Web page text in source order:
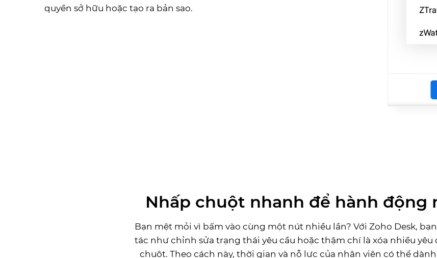
quyền sở hữu hoặc tạo ra bản sao.
Nhấp chuột nhanh để hành động
Bạn mệt mỏi vì bấm vào cùng một nút nhiều lần? Với Zoho Desk,
tác như chỉnh sửa trạng thái yêu cầu hoặc thậm chí là xóa nhiều
chuột. Theo cách này, thời gian và nỗ lực của nhân viên có thể